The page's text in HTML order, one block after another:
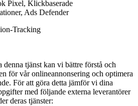
Pixel, Klickbaserade
Ads Defender
Tracking
denna tjänst kan vi bättre förstå och
för vår onlineannonsering och optimera
För att göra detta jämför vi dina
med följande externa leverantörer
deras tjänster: